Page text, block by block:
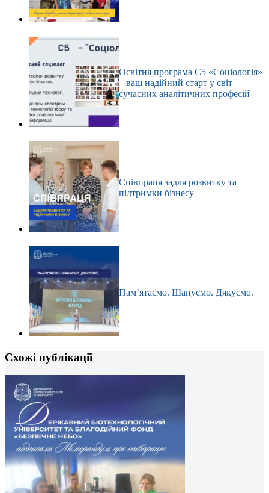
Освітня програма С5 «Соціологія»
– ваш надійний старт у світ
сучасних аналітичних професій
Співпраця задля розвитку та
підтримки бізнесу
Пам’ятаємо. Шануємо. Дякуємо.
Схожі публікації